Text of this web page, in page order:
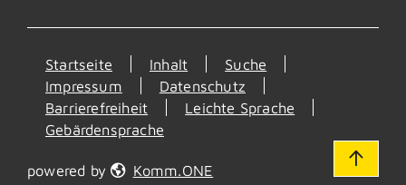
Startseite Inhalt
Suche
Impressum
Datenschutz
Barrierefreiheit
Leichte Sprache
Gebärdensprache
powered by Komm.ONE